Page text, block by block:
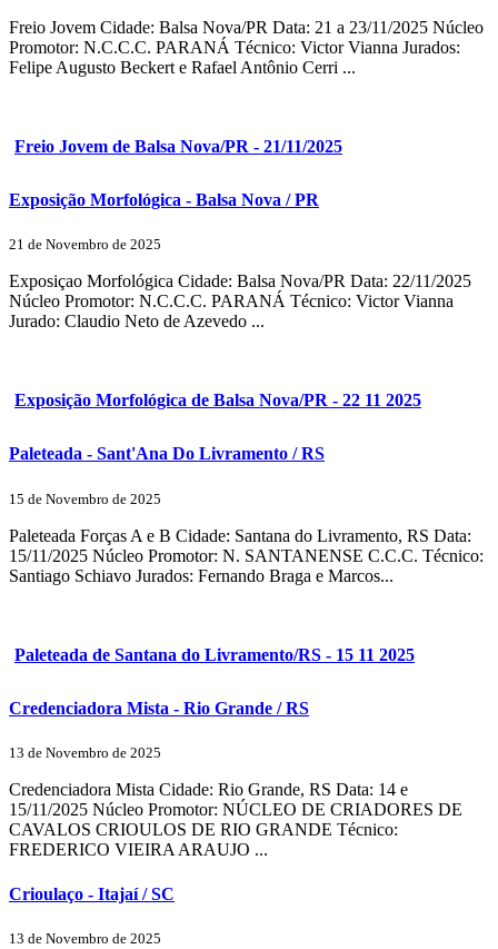
Freio Jovem Cidade: Balsa Nova/PR Data: 21 a 23/11/2025 Núcleo
Promotor: N.C.C.C. PARANÁ Técnico: Victor Vianna Jurados:
Felipe Augusto Beckert e Rafael Antônio Cerri ...
Freio Jovem de Balsa Nova/PR - 21/11/2025
Exposição Morfológica - Balsa Nova / PR
21 de Novembro de 2025
Exposiçao Morfológica Cidade: Balsa Nova/PR Data: 22/11/2025
Núcleo Promotor: N.C.C.C. PARANÁ Técnico: Victor Vianna
Jurado: Claudio Neto de Azevedo ...
Exposição Morfológica de Balsa Nova/PR - 22 11 2025
Paleteada - Sant'Ana Do Livramento / RS
15 de Novembro de 2025
Paleteada Forças A e B Cidade: Santana do Livramento, RS Data:
15/11/2025 Núcleo Promotor: N. SANTANENSE C.C.C. Técnico:
Santiago Schiavo Jurados: Fernando Braga e Marcos...
Paleteada de Santana do Livramento/RS - 15 11 2025
Credenciadora Mista - Rio Grande / RS
13 de Novembro de 2025
Credenciadora Mista Cidade: Rio Grande, RS Data: 14 e
15/11/2025 Núcleo Promotor: NÚCLEO DE CRIADORES DE
CAVALOS CRIOULOS DE RIO GRANDE Técnico:
FREDERICO VIEIRA ARAUJO ...
Crioulaço - Itajaí / SC
13 de Novembro de 2025